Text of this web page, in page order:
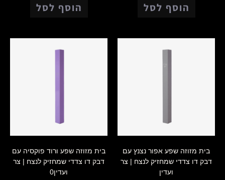
הוסף לסל הוסף לסל
בית מזוזה שפע אפור נצנץ עם
דבק דו צדדי שמחזיק לנצח | צר
ועדין
בית מזוזה שפע ורוד פוקסיה עם
דבק דו צדדי שמחזיק לנצח | צר
ועדין0